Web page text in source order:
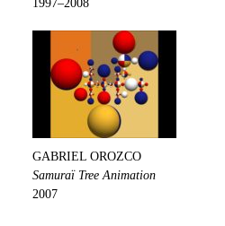
1997–2008
GABRIEL OROZCO
Samuraï Tree Animation
2007